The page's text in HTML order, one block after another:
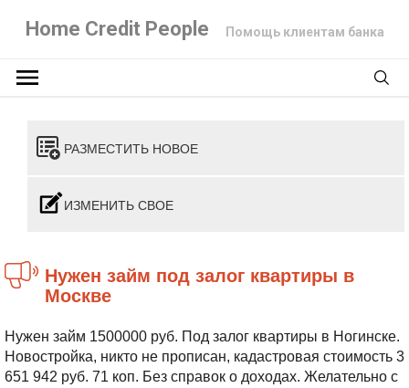
Home Credit People Помощь клиентам банка
РАЗМЕСТИТЬ НОВОЕ
ИЗМЕНИТЬ СВОЕ
Нужен займ под залог квартиры в
Москве
Нужен займ 1500000 руб. Под залог квартиры в Ногинске.
Новостройка, никто не прописан, кадастровая стоимость 3
651 942 руб. 71 коп. Без справок о доходах. Желательно с